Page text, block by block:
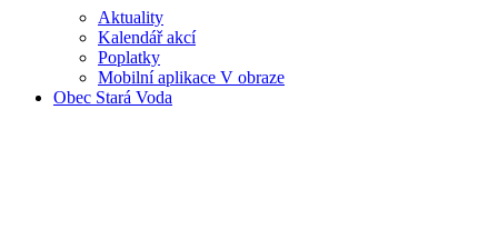
Aktuality
Kalendář akcí
Poplatky
Mobilní aplikace V obraze
Obec Stará Voda